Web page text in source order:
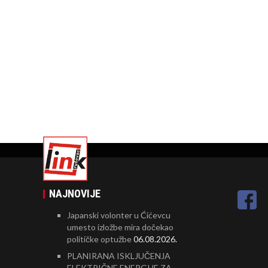
NAJNOVIJE
Japanski volonter u Ćićevcu
umesto izložbe mira dočekao
političke optužbe06.08.2026.
PLANIRANA ISKLJUČENJA